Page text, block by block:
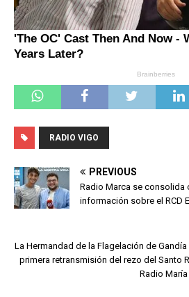
RADIO VIGO
PREVIOUS
Radio Marca se consolida
información sobre el RCD
La Hermandad de la Flagelación de
primera retransmisión del rezo del Santo
Radio